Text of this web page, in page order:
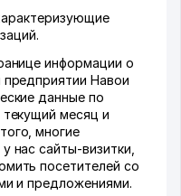
информации о
Навои
данные по
месяц и
многие
нас сайты-визитки,
посетителей со
и предложениями.